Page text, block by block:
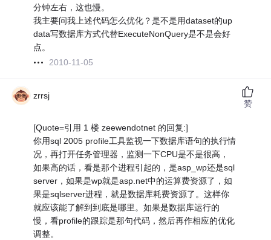
分钟左右，这也慢。
我主要问我上述代码怎么优化？是不是用dataset的up
data写数据库方式代替ExecuteNonQuery是不是会好
点。
2010-11-05
zrrsj
[Quote=引用 1 楼 zeewendotnet 的回复:]
你用sql 2005 profile工具监视一下数据库语句的执行情
况，再打开任务管理器，监测一下CPU是不是很高，
如果高的话，看是那个进程引起的，是asp_wp还是sql
server，如果是wp就是asp.net中的运算费资源了，如
果是sqlserver进程，就是数据库耗费资源了。这样你
就应该能了解到到底是哪里。如果是数据库运行的
慢，看profile的跟踪是那句代码，然后再作相应的优化
调整。
赞